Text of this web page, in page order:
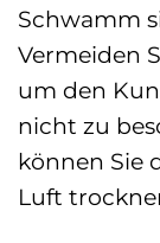
Schwamm
Vermeiden
um den
nicht zu
können Sie
Luft